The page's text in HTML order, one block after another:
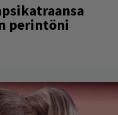
perintöni